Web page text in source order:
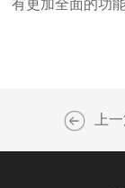
有更加全面的功
上